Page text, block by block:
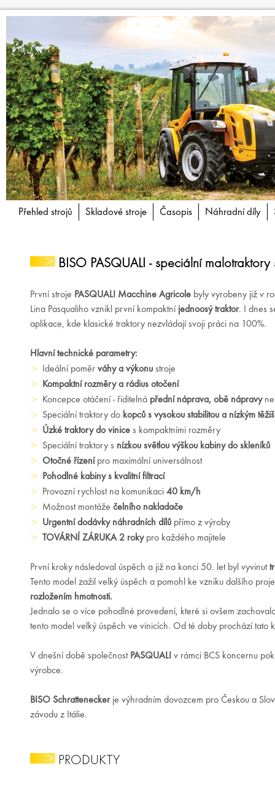
Přehled strojů Skladové stroje Časopis Náhradní díly
BISO PASQUALI - speciální
První stroje PASQUALI Macchine Agricole byly vyrobeny již v
Lina Pasqualiho vznikl první kompaktní jednoosý traktor. I dnes
aplikace, kde klasické traktory nezvládají svoji práci na 100%.
Hlavní technické parametry:
Ideální poměr váhy a výkonu stroje
Kompaktní rozměry a rádius otočení
Koncepce otáčení - řiditelná přední náprava, obě nápravy
Speciální traktory do kopců s vysokou stabilitou a nízkým
Úzké traktory do vinice s kompaktními rozměry
Speciální traktory s nízkou světlou výškou kabiny do skleníků
Otočné řízení pro maximální universálnost
Pohodlné kabiny s kvalitní filtrací
Provozní rychlost na komunikaci 40 km/h
Možnost montáže čelního nakladače
Urgentní dodávky náhradních dílů přímo z výroby
TOVÁRNÍ ZÁRUKA 2 roky pro každého majitele
První kroky následoval úspěch a již na konci 50. let byl vyvinut
Tento model zažil velký úspěch a pomohl ke vzniku dalšího
rozložením hmotnosti.
Jednalo se o více pohodlné provedení, které si ovšem
tento model velký úspěch ve vinicích. Od té doby prochází tato
V dnešní době společnost PASQUALI v rámci BCS koncernu
výrobce.
BISO Schratteneckerje výhradním dovozcem pro Českou a
závodu z Itálie.
PRODUKTY